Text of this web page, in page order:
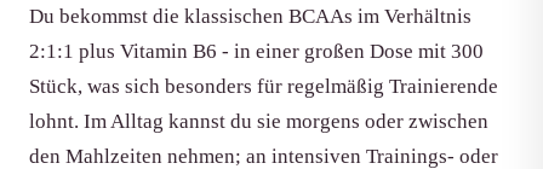
Du bekommst die klassischen BCAAs im Verhältnis
2:1:1 plus Vitamin B6 - in einer großen Dose mit 300
Stück, was sich besonders für regelmäßig Trainierende
lohnt. Im Alltag kannst du sie morgens oder zwischen
den Mahlzeiten nehmen; an intensiven Trainings- oder